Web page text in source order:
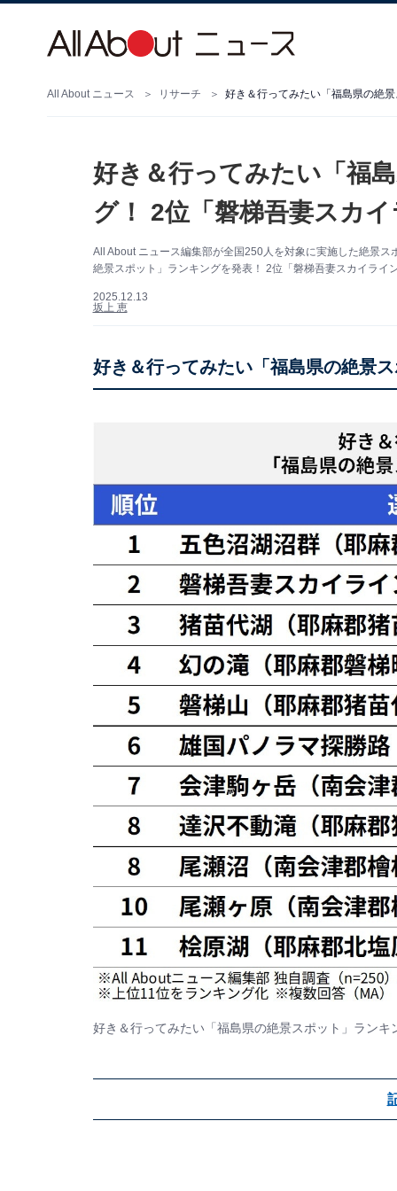
All About ニュース リサーチ
好き＆行ってみたい「福
グ！ 2位「磐梯吾妻スカ
All About ニュース編集部が全国250人を対象に実施した絶景
絶景スポット」ランキングを発表！ 2位「磐梯吾妻スカイライ
2025.12.13
坂上 恵
好き＆行ってみたい「福島県の絶景
好き＆行ってみたい「福島県の絶景スポット」ランキ